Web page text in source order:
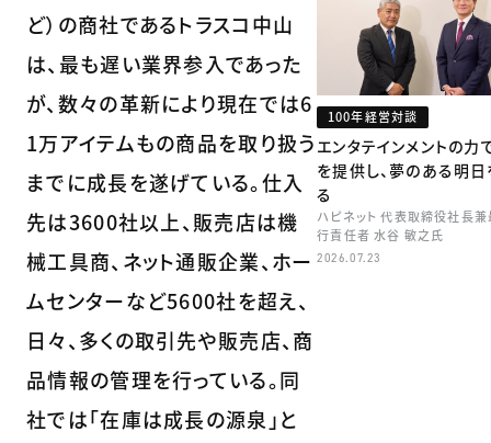
ど）の商社であるトラスコ中山
は、最も遅い業界参入であった
が、数々の革新により現在では6
1万アイテムもの商品を取り扱う
までに成長を遂げている。仕入
先は3600社以上、販売店は機
械工具商、ネット通販企業、ホー
ムセンターなど5600社を超え、
日々、多くの取引先や販売店、商
品情報の管理を行っている。同
社では「在庫は成長の源泉」と
100年経営対談
エンタテインメントの力
を提供し、夢のある明日
る
ハピネット 代表取締役社長
行責任者 水谷 敏之氏
2026.07.23